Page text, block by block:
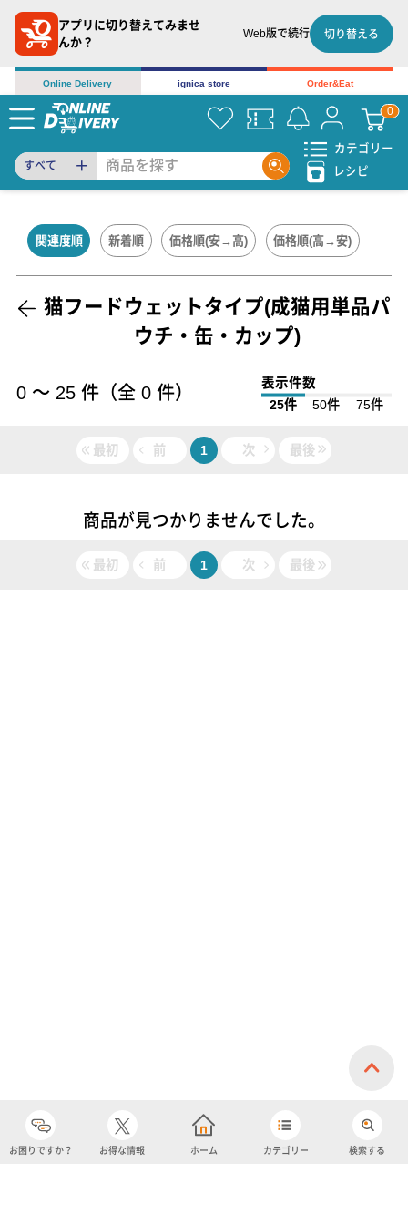
アプリに切り替えてみませ
んか？
Web版で続行 切り替える
Online Delivery ignica store Order&Eat
すべて
カテゴリー
レシピ
関連度順 新着順 価格順(安→高) 価格順(高→安)
猫フードウェットタイプ(成猫用単品パ
ウチ・缶・カップ)
0〜 25 件（全 0 件）
表示件数
25件
50件 75件
最初 前 1 次 最後
商品が見つかりませんでした。
最初 前 1 次 最後
お困りですか？ お得な情報 ホーム カテゴリー 検索する